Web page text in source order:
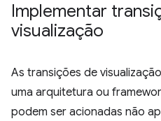
Implementar
visualização
As transições de
uma arquitetura ou
podem ser acionadas não